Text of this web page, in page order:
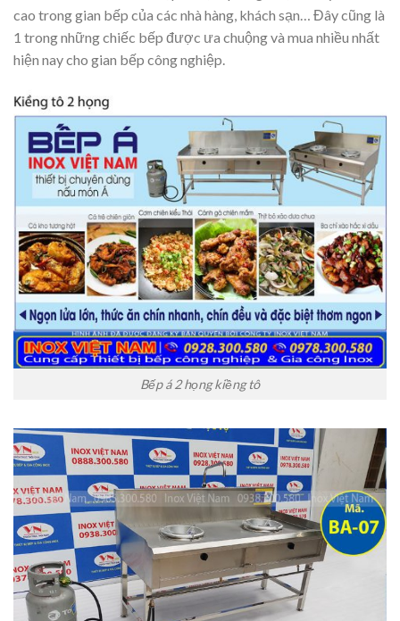
cao trong gian bếp của các nhà hàng, khách sạn… Đây cũng là
1 trong những chiếc bếp được ưa chuộng và mua nhiều nhất
hiện nay cho gian bếp công nghiệp.
Bếp á 2 họng kiềng tô